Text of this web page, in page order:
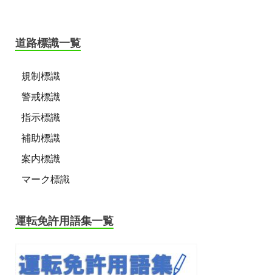
道路標識一覧
規制標識
警戒標識
指示標識
補助標識
案内標識
マーク標識
運転免許用語集一覧